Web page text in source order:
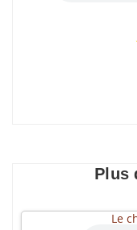
Plus
Le